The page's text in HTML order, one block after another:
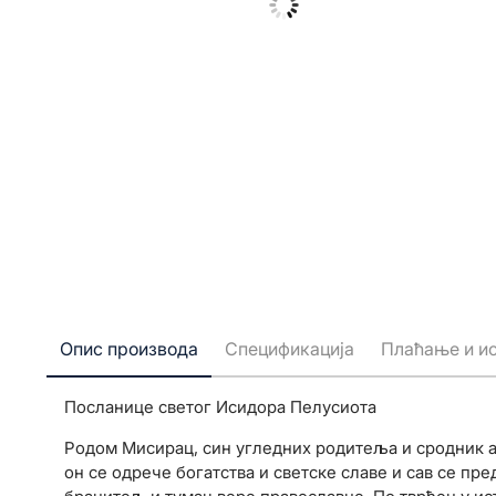
Опис производа Спецификација Плаћање и
Посланице светог Исидора Пелусиота
Родом Мисирац, син угледних родитеља и сродник
он се одрече богатства и светске славе и сав се